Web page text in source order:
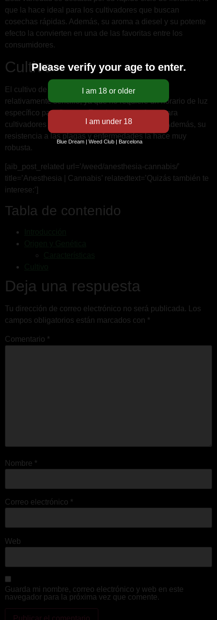
que la hace ideal para los cultivadores que buscan
cosechas rápidas. Además, su aroma a diesel y su potente
efecto la convierten en una de las favoritas entre los
consumidores.
Cultivo
El cultivo de la Critical Diesel Autofloreciente es
relativamente sencillo, ya que no requiere un horario de luz
específico para florecer. Esto la hace perfecta para
cultivadores principiantes y expertos por igual. Además, su
resistencia a las plagas y enfermedades la hace muy
robusta.
[aib_post_related url=’/weed/anesthesia-cannabis/’
title=’Anesthesia | Cannabis’ relatedtext=’Quizás también te
interese:’]
Tabla de contenido
Deja una respuesta
Tu dirección de correo electrónico no será publicada.
Los
campos obligatorios están marcados con *
Comentario *
Nombre *
Correo electrónico *
Web
Guarda mi nombre, correo electrónico y web en este
navegador para la próxima vez que comente.
Please verify your age to enter.
Blue Dream | Weed Club | Barcelona